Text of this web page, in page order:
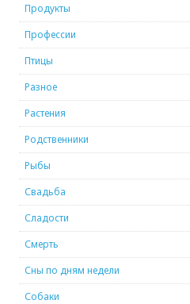
Продукты
Профессии
Птицы
Разное
Растения
Родственники
Рыбы
Свадьба
Сладости
Смерть
Сны по дням недели
Собаки